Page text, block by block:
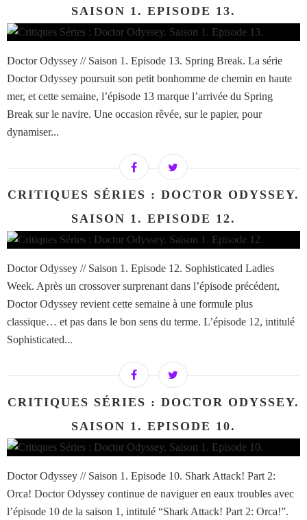
SAISON 1. EPISODE 13.
Doctor Odyssey // Saison 1. Episode 13. Spring Break. La série
Doctor Odyssey poursuit son petit bonhomme de chemin en haute
mer, et cette semaine, l’épisode 13 marque l’arrivée du Spring
Break sur le navire. Une occasion rêvée, sur le papier, pour
dynamiser...
CRITIQUES SÉRIES : DOCTOR ODYSSEY.
SAISON 1. EPISODE 12.
Doctor Odyssey // Saison 1. Episode 12. Sophisticated Ladies
Week. Après un crossover surprenant dans l’épisode précédent,
Doctor Odyssey revient cette semaine à une formule plus
classique… et pas dans le bon sens du terme. L’épisode 12, intitulé
Sophisticated...
CRITIQUES SÉRIES : DOCTOR ODYSSEY.
SAISON 1. EPISODE 10.
Doctor Odyssey // Saison 1. Episode 10. Shark Attack! Part 2:
Orca! Doctor Odyssey continue de naviguer en eaux troubles avec
l’épisode 10 de la saison 1, intitulé “Shark Attack! Part 2: Orca!”.